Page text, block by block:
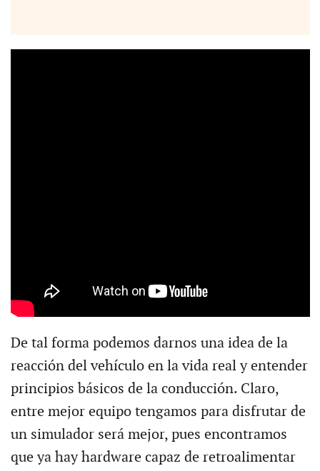
De tal forma podemos darnos una idea de la
reacción del vehículo en la vida real y entender
principios básicos de la conducción. Claro,
entre mejor equipo tengamos para disfrutar de
un simulador será mejor, pues encontramos
que ya hay hardware capaz de retroalimentar